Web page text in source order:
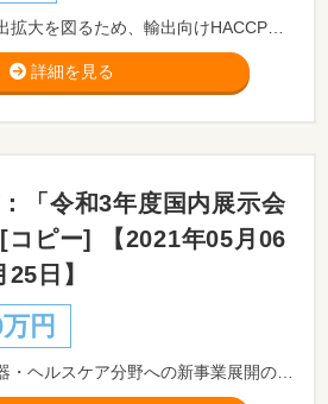
詳細を見る
「令和3年度国内展示会
コピー] 【2021年05月06
日】
円